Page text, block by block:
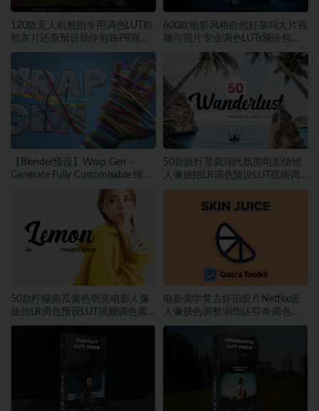
120款无人机航拍专用调色LUT航
拍灰片还原预设插件剪映PR视频
调色
600款电影风格自然好莱坞大片视
频与照片专业调色LUTs预设包素
【Blender预设】Wrap Gen –
Generate Fully Customisable 绳索
50款旅行景观现代氛围电影情绪
人像旅拍LR调色预设LUT视频调
50款柠檬南瓜黄色明亮电影人像
旅拍LR调色预设LUT视频调色素
材
电影美学复古怀旧胶片Netflix级
人像肤色调整润饰达芬奇调色
DCTL插件